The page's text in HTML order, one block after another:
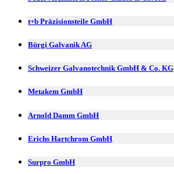
t+b Präzisionsteile GmbH
Bürgi Galvanik AG
Schweizer Galvanotechnik GmbH & Co. KG
Metakem GmbH
Arnold Damm GmbH
Erichs Hartchrom GmbH
Surpro GmbH